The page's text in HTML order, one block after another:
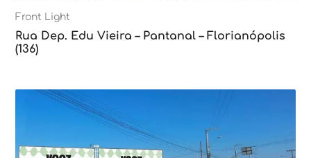
Front Light
Rua Dep. Edu Vieira – Pantanal – Florianópolis
(136)